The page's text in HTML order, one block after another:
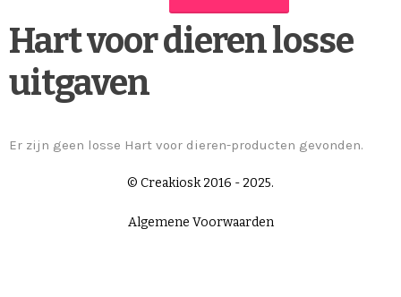
Hart voor dieren losse
uitgaven
Er zijn geen losse Hart voor dieren-producten gevonden.
© Creakiosk 2016 - 2025.
Algemene Voorwaarden